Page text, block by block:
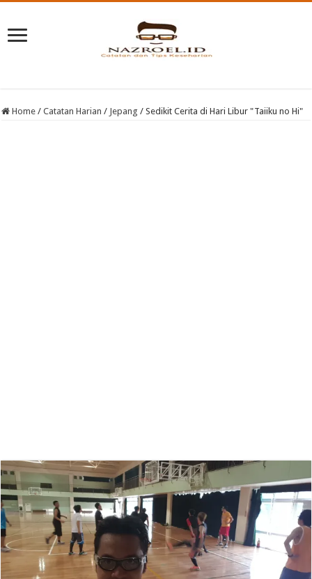
Home / Catatan Harian / Jepang / Sedikit Cerita di Hari Libur "Taiiku no Hi"